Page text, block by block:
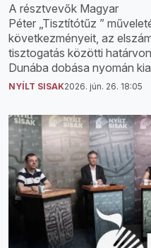
A résztvevők Magyar
Péter „Tisztítótűz ”
következményeit, az
tisztogatás közötti
Dunába dobása nyomán
NYÍLT SISAK2026. jún. 26. 18:05